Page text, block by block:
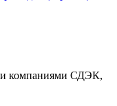
компаниями СДЭК,